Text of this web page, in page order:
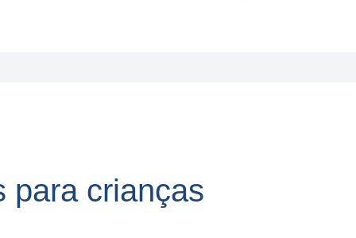
para crianças